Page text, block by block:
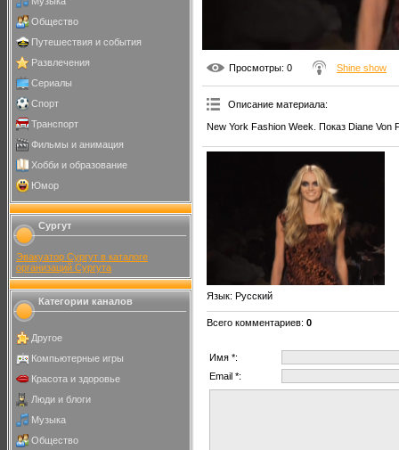
Общество
Путешествия и события
Развлечения
Сериалы
Спорт
Транспорт
Фильмы и анимация
Хобби и образование
Юмор
Сургут
Эвакуатор Сургут в каталоге
организаций Сургута
Категории каналов
Другое
Компьютерные игры
Красота и здоровье
Люди и блоги
Музыка
Общество
Просмотры: 0 Shine show
Описание материала:
New York Fashion Week. Показ Diane Von
Язык: Русский
Всего комментариев: 0
Имя *:
Email *: